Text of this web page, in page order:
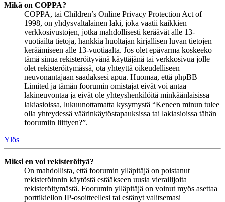
Mikä on COPPA?
COPPA, tai Children’s Online Privacy Protection Act of
1998, on yhdysvaltalainen laki, joka vaatii kaikkien
verkkosivustojen, jotka mahdollisesti keräävät alle 13-
vuotiailta tietoja, hankkia huoltajan kirjallisen luvan tietojen
keräämiseen alle 13-vuotiaalta. Jos olet epävarma koskeeko
tämä sinua rekisteröityvänä käyttäjänä tai verkkosivua jolle
olet rekisteröitymässä, ota yhteyttä oikeudelliseen
neuvonantajaan saadaksesi apua. Huomaa, että phpBB
Limited ja tämän foorumin omistajat eivät voi antaa
lakineuvontaa ja eivät ole yhteyshenkilöitä minkäänlaisissa
lakiasioissa, lukuunottamatta kysymystä “Keneen minun tulee
olla yhteydessä väärinkäytöstapauksissa tai lakiasioissa tähän
foorumiin liittyen?”.
Ylös
Miksi en voi rekisteröityä?
On mahdollista, että foorumin ylläpitäjä on poistanut
rekisteröinnin käytöstä estääkseen uusia vierailijoita
rekisteröitymästä. Foorumin ylläpitäjä on voinut myös asettaa
porttikiellon IP-osoitteellesi tai estänyt valitsemasi